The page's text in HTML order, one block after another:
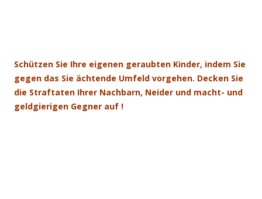
Schützen Sie Ihre eigenen geraubten Kinder, indem Sie
gegen das Sie ächtende Umfeld vorgehen. Decken Sie
die Straftaten Ihrer Nachbarn, Neider und macht- und
geldgierigen Gegner auf !